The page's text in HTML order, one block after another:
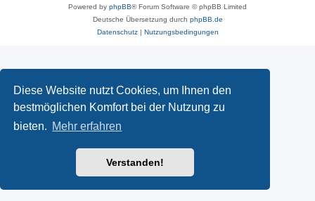
Diese Website nutzt Cookies, um Ihnen den
bestmöglichen Komfort bei der Nutzung zu
bieten. Mehr erfahren
Verstanden!
Powered by phpBB® Forum Software © phpBB Limited
Deutsche Übersetzung durch phpBB.de
Datenschutz| Nutzungsbedingungen